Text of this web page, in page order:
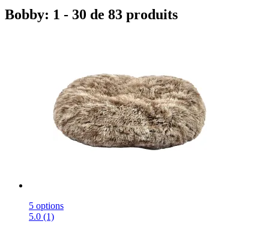
Bobby: 1 - 30 de 83 produits
5 options
5.0 (1)